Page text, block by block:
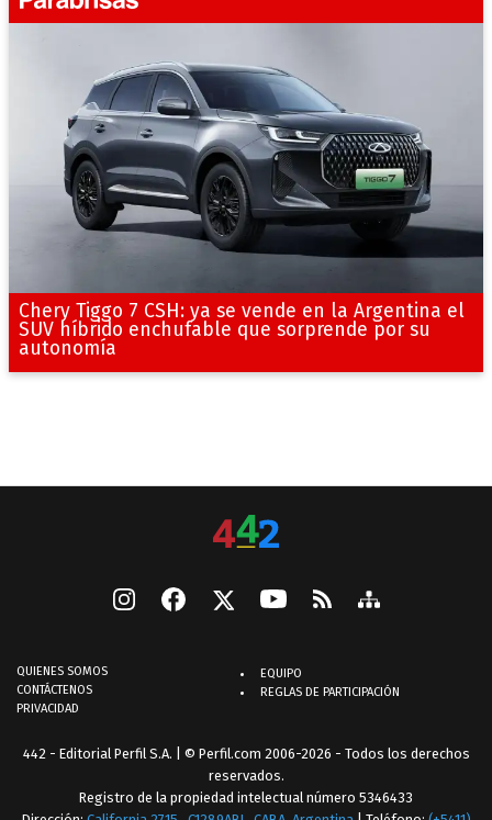
Chery Tiggo 7 CSH: ya se vende en la Argentina el
SUV híbrido enchufable que sorprende por su
autonomía
QUIENES SOMOS
CONTÁCTENOS
PRIVACIDAD
EQUIPO
REGLAS DE PARTICIPACIÓN
442 - Editorial Perfil S.A. | © Perfil.com 2006-2026 - Todos los derechos
reservados.
Registro de la propiedad intelectual número 5346433